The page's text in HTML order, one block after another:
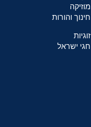
מוזיקה
חינוך והורות
זוגיות
חגי ישראל